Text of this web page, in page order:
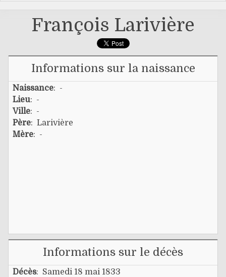
François Larivière
Informations sur la naissance
Naissance: -
Lieu: -
Ville: -
Père: Larivière
Mère: -
Informations sur le décès
Décès: Samedi 18 mai 1833